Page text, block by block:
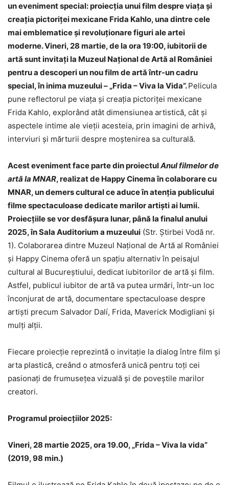
un eveniment special: proiecția unui film despre viața și
creația pictoriței mexicane Frida Kahlo, una dintre cele
mai emblematice și revoluționare figuri ale artei
moderne. Vineri, 28 martie, de la ora 19:00, iubitorii de
artă sunt invitați la Muzeul Național de Artă al României
pentru a descoperi un nou film de artă într-un cadru
special, în inima muzeului – „Frida – Viva la Vida”.Pelicula
pune reflectorul pe viața și creația pictoriței mexicane
Frida Kahlo, explorând atât dimensiunea artistică, cât și
aspectele intime ale vieții acesteia, prin imagini de arhivă,
interviuri și mărturii despre moștenirea sa culturală.
Acest eveniment face parte din proiectulAnul filmelor de
artă la MNAR, realizat de Happy Cinema în colaborare cu
MNAR, un demers cultural ce aduce în atenția publicului
filme spectaculoase dedicate marilor artiști ai lumii.
Proiecțiile se vor desfășura lunar, până la finalul anului
2025, în Sala Auditorium a muzeului (Str. Știrbei Vodă nr.
1). Colaborarea dintre Muzeul Național de Artă al României
și Happy Cinema oferă un spațiu alternativ în peisajul
cultural al Bucureștiului, dedicat iubitorilor de artă și film.
Astfel, publicul iubitor de artă va putea urmări, într-un loc
înconjurat de artă, documentare spectaculoase despre
artiști precum Salvador Dalí, Frida, Maverick Modigliani și
mulți alții.
Fiecare proiecție reprezintă o invitație la dialog între film și
arta plastică, creând o atmosferă unică pentru toți cei
pasionați de frumusețea vizuală și de poveștile marilor
creatori.
Programul proiecțiilor 2025:
Vineri, 28 martie 2025, ora 19.00, „Frida – Viva la vida”
(2019, 98 min.)